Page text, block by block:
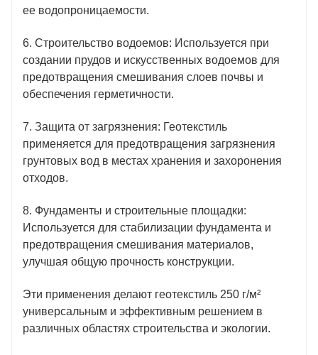
ее водопроницаемости.
6. Строительство водоемов: Используется при
создании прудов и искусственных водоемов для
предотвращения смешивания слоев почвы и
обеспечения герметичности.
7. Защита от загрязнения: Геотекстиль
применяется для предотвращения загрязнения
грунтовых вод в местах хранения и захоронения
отходов.
8. Фундаменты и строительные площадки:
Используется для стабилизации фундамента и
предотвращения смешивания материалов,
улучшая общую прочность конструкции.
Эти применения делают геотекстиль 250 г/м²
универсальным и эффективным решением в
различных областях строительства и экологии.